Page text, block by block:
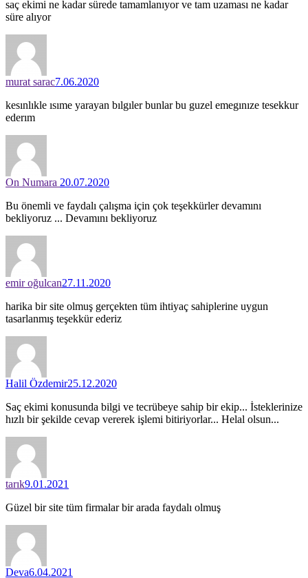
saç ekimi ne kadar sürede tamamlanıyor ve tam uzaması ne kadar
süre alıyor
murat sarac7.06.2020
kesınlıkle ısıme yarayan bılgıler bunlar bu guzel emegınıze tesekkur
ederım
On Numara 20.07.2020
Bu önemli ve faydalı çalışma için çok teşekkürler devamını
bekliyoruz ... Devamını bekliyoruz
emir oğulcan27.11.2020
harika bir site olmuş gerçekten tüm ihtiyaç sahiplerine uygun
tasarlanmış teşekkür ederiz
Halil Özdemir25.12.2020
Saç ekimi konusunda bilgi ve tecrübeye sahip bir ekip... İsteklerinize
hızlı bir şekilde cevap vererek işlemi bitiriyorlar... Helal olsun...
tarık9.01.2021
Güzel bir site tüm firmalar bir arada faydalı olmuş
Deva6.04.2021